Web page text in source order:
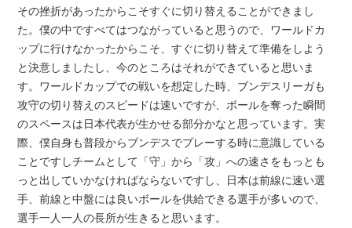
その挫折があったからこそすぐに切り替えることができまし
た。僕の中ですべてはつながっていると思うので、ワールドカ
ップに行けなかったからこそ、すぐに切り替えて準備をしよう
と決意しましたし、今のところはそれができていると思いま
す。ワールドカップでの戦いを想定した時、ブンデスリーガも
攻守の切り替えのスピードは速いですが、ボールを奪った瞬間
のスペースは日本代表が生かせる部分かなと思っています。実
際、僕自身も普段からブンデスでプレーする時に意識している
ことですしチームとして「守」から「攻」への速さをもっとも
っと出していかなければならないですし、日本は前線に速い選
手、前線と中盤には良いボールを供給できる選手が多いので、
選手一人一人の長所が生きると思います。